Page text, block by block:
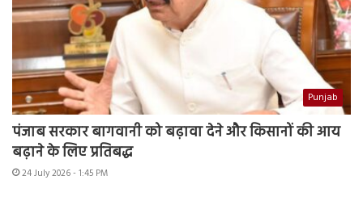
Punjab
पंजाब सरकार बागवानी को बढ़ावा देने और किसानों की आय
बढ़ाने के लिए प्रतिबद्ध
24 July 2026 - 1:45 PM